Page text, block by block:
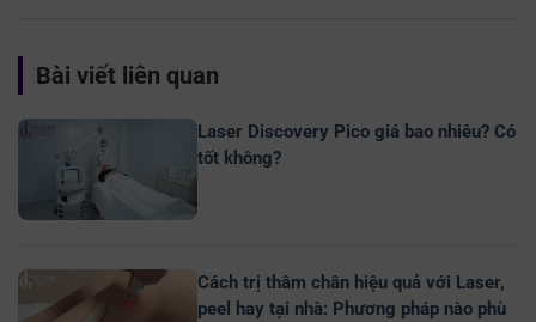
Bài viết liên quan
Laser Discovery Pico giá bao nhiêu? Có
tốt không?
Cách trị thâm chân hiệu quả với Laser,
peel hay tại nhà: Phương pháp nào phù